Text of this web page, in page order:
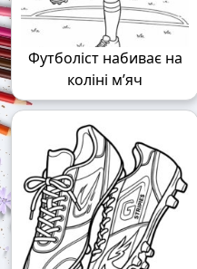
Футболіст набиває на
коліні м’яч